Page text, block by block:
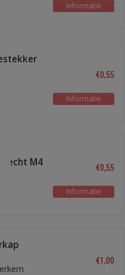
Informatie
€0,55
Informatie
M4
€0,55
Informatie
€1,00